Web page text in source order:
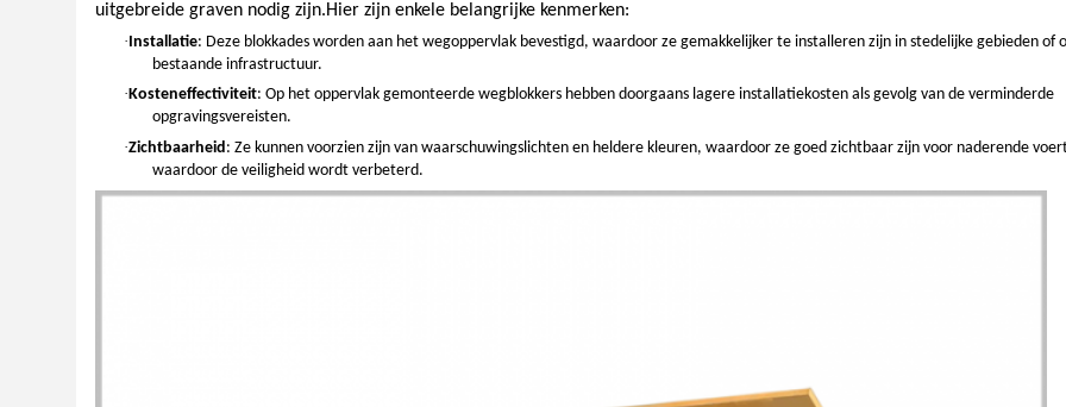
uitgebreide graven nodig zijn.Hier zijn enkele belangrijke kenmerken:
·Installatie: Deze blokkades worden aan het wegoppervlak bevestigd, waardoor ze gemakkelijker te installeren zijn in stedelijke gebieden of
bestaande infrastructuur.
·Kosteneffectiviteit: Op het oppervlak gemonteerde wegblokkers hebben doorgaans lagere installatiekosten als gevolg van de verminderde
opgravingsvereisten.
·Zichtbaarheid : Ze kunnen voorzien zijn van waarschuwingslichten en heldere kleuren, waardoor ze goed zichtbaar zijn voor naderende
waardoor de veiligheid wordt verbeterd.